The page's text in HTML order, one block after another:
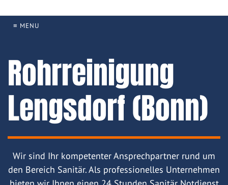
≡ MENU
Rohrreinigung
Lengsdorf (Bonn)
Wir sind Ihr kompetenter Ansprechpartner rund um
den Bereich Sanitär. Als professionelles Unternehmen